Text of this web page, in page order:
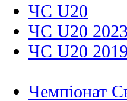
ЧС U20
ЧС U20 2023
ЧС U20 2019
Чемпіонат